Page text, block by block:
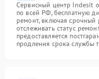
Сервисный центр Indesit
по всей РФ, бесплатную
ремонт, включая срочный
отслеживать статус
предоставляется
продления срока службы